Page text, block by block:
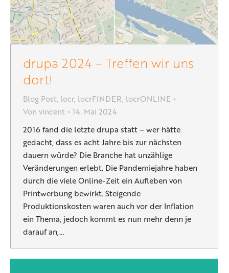
drupa 2024 – Treffen wir uns
dort!
Blog Post, locr, locrFINDER, locrONLINE
Von vincent
14. Mai 2024
2016 fand die letzte drupa statt – wer hätte
gedacht, dass es acht Jahre bis zur nächsten
dauern würde? Die Branche hat unzählige
Veränderungen erlebt. Die Pandemiejahre haben
durch die viele Online-Zeit ein Aufleben von
Printwerbung bewirkt. Steigende
Produktionskosten waren auch vor der Inflation
ein Thema, jedoch kommt es nun mehr denn je
darauf an,…